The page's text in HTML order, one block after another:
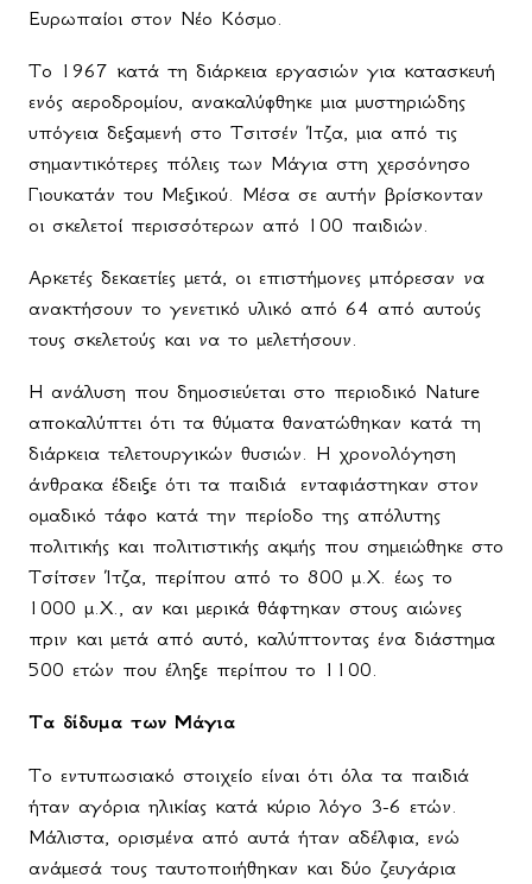
Ευρωπαίοι στον Νέο Κόσμο.
Το 1967 κατά τη διάρκεια εργασιών για κατασκευή
ενός αεροδρομίου, ανακαλύφθηκε μια μυστηριώδης
υπόγεια δεξαμενή στο Τσιτσέν Ίτζα, μια από τις
σημαντικότερες πόλεις των Μάγια στη χερσόνησο
Γιουκατάν του Μεξικού. Μέσα σε αυτήν βρίσκονταν
οι σκελετοί περισσότερων από 100 παιδιών.
Αρκετές δεκαετίες μετά, οι επιστήμονες μπόρεσαν να
ανακτήσουν το γενετικό υλικό από 64 από αυτούς
τους σκελετούς και να το μελετήσουν.
Η ανάλυση που δημοσιεύεται στο περιοδικό Nature
αποκαλύπτει ότι τα θύματα θανατώθηκαν κατά τη
διάρκεια τελετουργικών θυσιών. Η χρονολόγηση
άνθρακα έδειξε ότι τα παιδιά ενταφιάστηκαν στον
ομαδικό τάφο κατά την περίοδο της απόλυτης
πολιτικής και πολιτιστικής ακμής που σημειώθηκε στο
Τσίτσεν Ίτζα, περίπου από το 800 μ.Χ. έως το
1000 μ.Χ., αν και μερικά θάφτηκαν στους αιώνες
πριν και μετά από αυτό, καλύπτοντας ένα διάστημα
500 ετών που έληξε περίπου το 1100.
Τα δίδυμα των Μάγια
Το εντυπωσιακό στοιχείο είναι ότι όλα τα παιδιά
ήταν αγόρια ηλικίας κατά κύριο λόγο 3-6 ετών.
Μάλιστα, ορισμένα από αυτά ήταν αδέλφια, ενώ
ανάμεσά τους ταυτοποιήθηκαν και δύο ζευγάρια